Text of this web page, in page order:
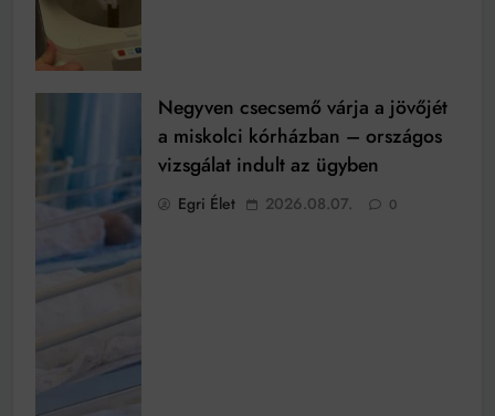
Negyven csecsemő várja a jövőjét
a miskolci kórházban – országos
vizsgálat indult az ügyben
Egri Élet 2026.08.07. 0